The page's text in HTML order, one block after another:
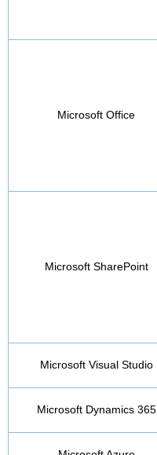
Microsoft Office
Microsoft SharePoint
Microsoft Visual Studio
Microsoft Dynamics 365